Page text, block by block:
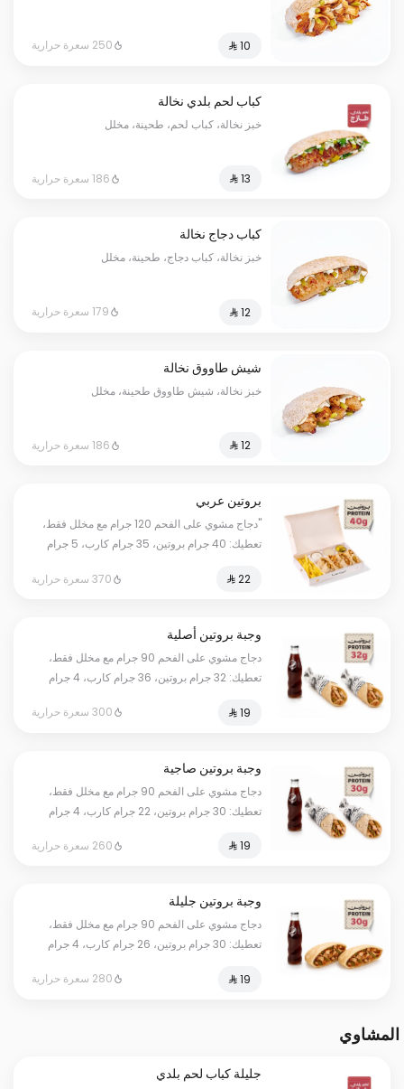
250 سعرة حرارية
كباب لحم بلدي نخالة
خبز نخالة، كباب لحم، طحينة، مخلل
186 سعرة حرارية
كباب دجاج نخالة
خبز نخالة، كباب دجاج، طحينة، مخلل
⁨⁦‪‬ 12⁩ 179 سعرة حرارية
شيش طاووق نخالة
خبز نخالة، شيش طاووق طحينة، مخلل
⁨⁦‪‬ 12⁩ 186 سعرة حرارية
بروتين عربي
"دجاج مشوي على الفحم 120 جرام مع مخلل فقط،
تعطيك: 40 جرام بروتين، 35 جرام كارب، 5 جرام
وموثقة بفحص مختبر معتمد؛ كل وانت مرتاح.
⁨⁦‪‬ 22⁩ 370 سعرة حرارية
وجبة بروتين أصلية
دجاج مشوي على الفحم 90 جرام مع مخلل فقط،
تعطيك: 32 جرام بروتين، 36 جرام كارب، 4 جرام
وموثقة بفحص مختبر معتمد؛ كل وانت مرتاح.
300 سعرة حرارية
وجبة بروتين صاجية
دجاج مشوي على الفحم 90 جرام مع مخلل فقط،
تعطيك: 30 جرام بروتين، 22 جرام كارب، 4 جرام
وموثقة بفحص مختبر معتمد؛ كل وانت مرتاح.
260 سعرة حرارية
وجبة بروتين جليلة
دجاج مشوي على الفحم 90 جرام مع مخلل فقط،
تعطيك: 30 جرام بروتين، 26 جرام كارب، 4 جرام
وموثقة بفحص مختبر معتمد؛ كل وانت مرتاح.
280 سعرة حرارية
المشاوي
جليلة كباب لحم بلدي